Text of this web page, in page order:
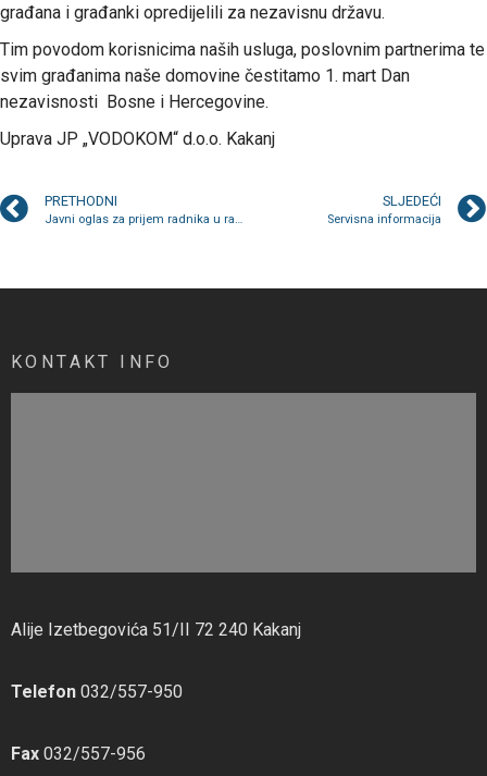
građana i građanki opredijelili za nezavisnu državu.
Tim povodom korisnicima naših usluga, poslovnim partnerima te
svim građanima naše domovine čestitamo 1. mart Dan
nezavisnosti Bosne i Hercegovine.
Uprava JP „VODOKOM“ d.o.o. Kakanj
PRETHODNI
Javni oglas za prijem radnika u radni odnos na određeno radno vrijeme
SLJEDEĆI
Servisna informacija
KONTAKT INFO
Alije Izetbegovića 51/II 72 240 Kakanj
Telefon 032/557-950
Fax 032/557-956